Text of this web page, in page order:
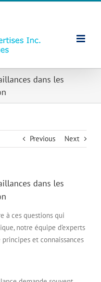
dans les
Previous Next
dans les
à ces questions qui
notre équipe d’experts
et connaissances